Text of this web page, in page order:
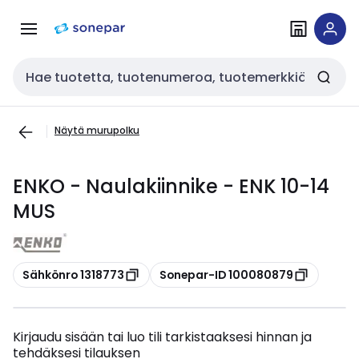
navigointiinsisältöön
Haku
Näytä murupolku
ENKO - Naulakiinnike - ENK 10-14
MUS
Kopioi
Sähkönro 1318773 Kopioi
Sonepar-ID 100080879
Kirjaudu sisään tai luo tili tarkistaaksesi hinnan ja
tehdäksesi tilauksen